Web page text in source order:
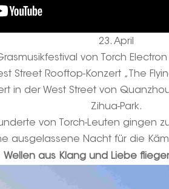
23. April
von Torch
Street Rooftop-Konzert „The
in der West Street von
Zihua-Park.
von Torch-Leuten gingen
ausgelassene Nacht für die
Wellen aus Klang und Liebe